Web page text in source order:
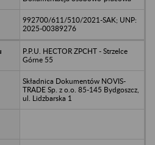
992700/611/510/2021-SAK; UNP:
2025-00389276
P.P.U. HECTOR ZPCHT - Strzelce
Górne 55
Składnica Dokumentów NOVIS-
TRADE Sp. z o.o. 85-145 Bydgoszcz,
ul. Lidzbarska 1